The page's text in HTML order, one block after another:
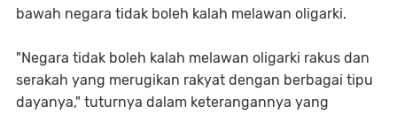
bawah negara tidak boleh kalah melawan oligarki.
"Negara tidak boleh kalah melawan oligarki rakus dan
serakah yang merugikan rakyat dengan berbagai tipu
dayanya," tuturnya dalam keterangannya yang